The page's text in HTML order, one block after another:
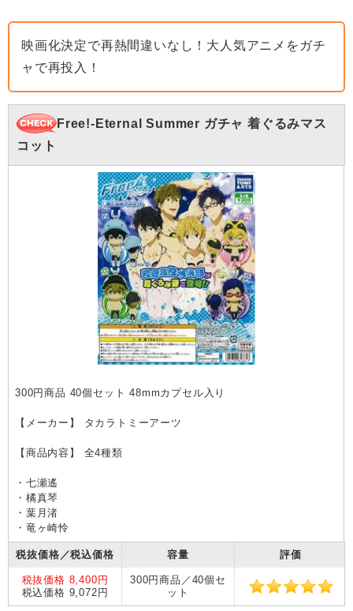
映画化決定で再熱間違いなし！大人気アニメをガチ
ャで再投入！
Free!-Eternal Summer ガチャ 着ぐるみマス
コット
300円商品 40個セット 48mmカプセル入り
【メーカー】 タカラトミーアーツ
【商品内容】 全4種類
・七瀬遙
・橘真琴
・葉月渚
・竜ヶ崎怜
税抜価格／税込価格 容量 評価
税抜価格 8,400円
税込価格 9,072円
300円商品／40個セ
ット